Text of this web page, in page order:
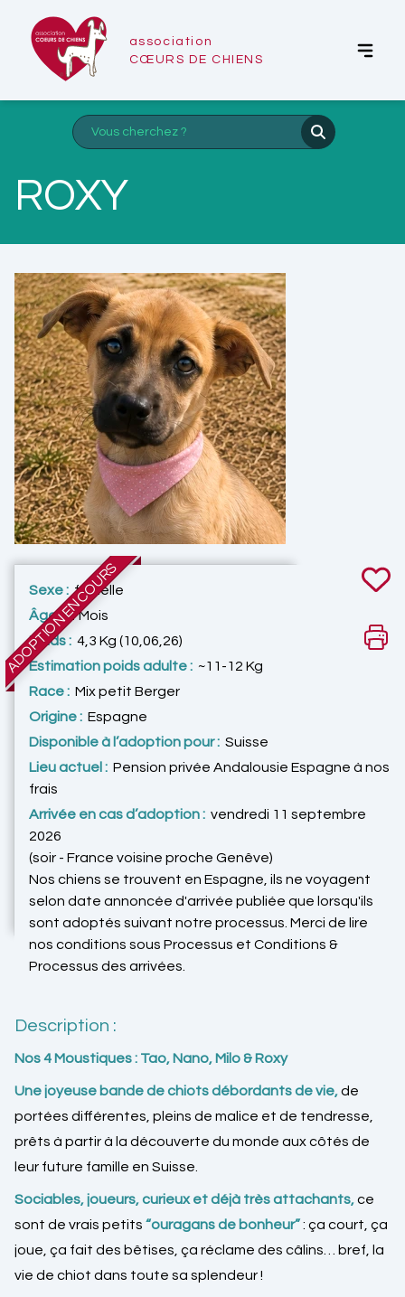
association
CŒURS DE CHIENS
ROXY
ADOPTION EN COURS
Sexe : femelle
Âge :4 Mois
Poids : 4,3 Kg (10,06,26)
Estimation poids adulte : ~11-12 Kg
Race : Mix petit Berger
Origine : Espagne
Disponible à l’adoption pour : Suisse
Lieu actuel : Pension privée Andalousie Espagne à nos
frais
Arrivée en cas d’adoption : vendredi 11 septembre
2026
(soir - France voisine proche Genêve)
Nos chiens se trouvent en Espagne, ils ne voyagent
selon date annoncée d'arrivée publiée que lorsqu'ils
sont adoptés suivant notre processus. Merci de lire
nos conditions sous Processus et Conditions &
Processus des arrivées.
Description :
Nos 4 Moustiques : Tao, Nano, Milo & Roxy
Une joyeuse bande de chiots débordants de vie,de
portées différentes, pleins de malice et de tendresse,
prêts à partir à la découverte du monde aux côtés de
leur future famille en Suisse.
Sociables, joueurs, curieux et déjà très attachants,ce
sont de vrais petits “ouragans de bonheur”: ça court, ça
joue, ça fait des bêtises, ça réclame des câlins… bref, la
vie de chiot dans toute sa splendeur !